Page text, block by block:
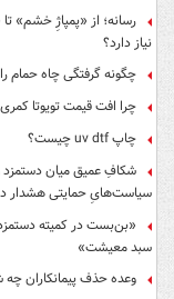
رسانه؛ از «پمپاژِ خشم»
نیاز دارد؟
چگونه گرفتگی چاه حمام
چرا افت قیمت تویوتا
چاپ uv dtf چیست؟
شکافِ عمیق میان دستمزد
سیاست‌هایِ حمایتی هشدار
«بن‌بست در کمیته
سبد معیشت»
وعده حذف پیمانکاران